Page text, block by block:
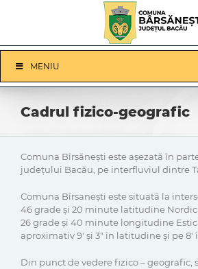
Navigation
MENIU
Cadrul fizico-geografic
Comuna Bîrsănești este așezată în
județului Bacău, pe interfluviul dintre
Comuna Bîrsanești este situată la
46 grade și 20 minute latitudine
26 grade și 40 minute longitudine
aproximativ 9′ și 3″ în latitudine și pe
Din punct de vedere fizico – geografic,